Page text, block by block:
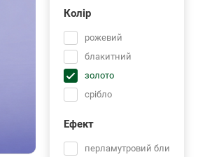
Колір
рожевий
блакитний
золото
срібло
Ефект
перламутровий блиск